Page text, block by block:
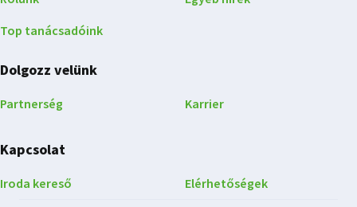
Top tanácsadóink
Dolgozz velünk
Partnerség Karrier
Kapcsolat
Iroda kereső Elérhetőségek